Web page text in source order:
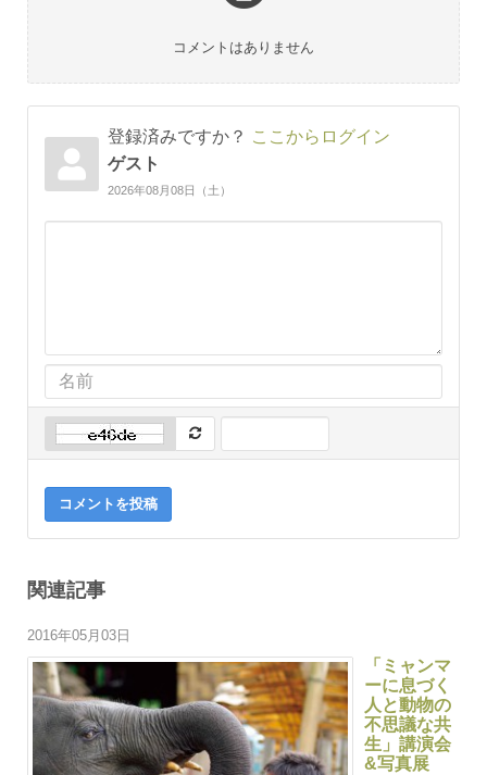
コメントはありません
登録済みですか？ ここからログイン
ゲスト
2026年08月08日（土）
コメントを投稿
関連記事
2016年05月03日
「ミャンマ
ーに息づく
人と動物の
不思議な共
生」講演会
&写真展